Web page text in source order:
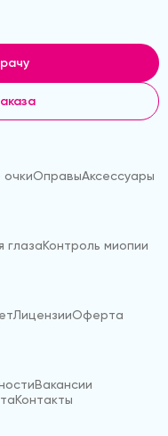
ОправыАксессуары
глазаКонтроль миопии
ЛицензииОферта
Вакансии
Контакты